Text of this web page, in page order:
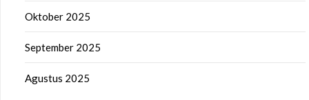
Oktober 2025
September 2025
Agustus 2025